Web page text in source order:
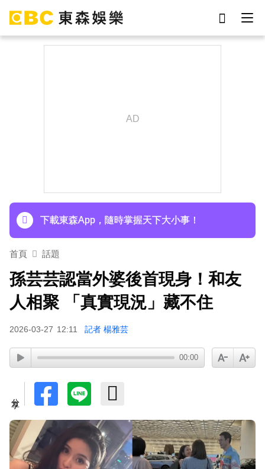
下載東森App，隨時掌握天下大小事！
首頁 話題
孫芸芸認當外婆後首現身！和友
人相聚 「真實現況」藏不住
2026-03-27 12:11 記者 楊雅芸
00:00